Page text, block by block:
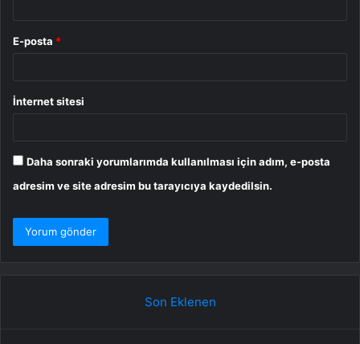
E-posta *
İnternet sitesi
Daha sonraki yorumlarımda kullanılması için adım, e-posta
adresim ve site adresim bu tarayıcıya kaydedilsin.
Son Eklenen